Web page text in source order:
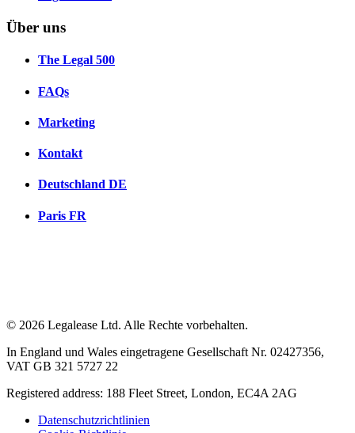
Über uns
The Legal 500
FAQs
Marketing
Kontakt
Deutschland DE
Paris FR
© 2026 Legalease Ltd. Alle Rechte vorbehalten.
In England und Wales eingetragene Gesellschaft Nr. 02427356,
VAT GB 321 5727 22
Registered address: 188 Fleet Street, London, EC4A 2AG
Datenschutzrichtlinien